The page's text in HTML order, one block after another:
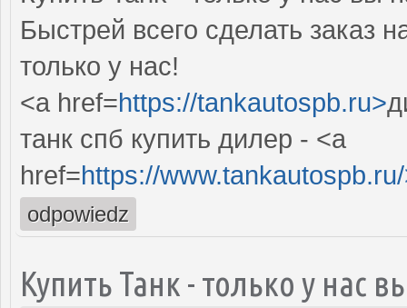
Быстрей всего сделать заказ
только у нас!
<a href=https://tankautospb.ru>
танк спб купить дилер - <a
href=https://
odpowiedz
Купить Танк - только у нас